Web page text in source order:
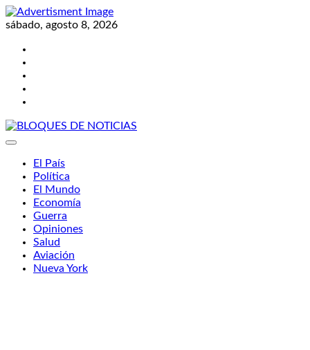
Skip
to
sábado, agosto 8, 2026
El País
Política
El Mundo
Economía
Guerra
Opiniones
Salud
Aviación
Nueva York